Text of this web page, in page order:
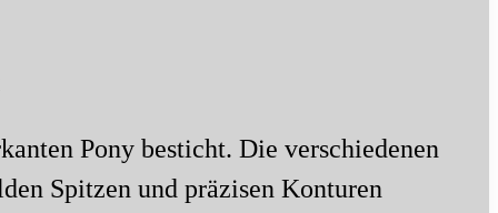
Pony besticht. Die verschiedenen
Spitzen und präzisen Konturen